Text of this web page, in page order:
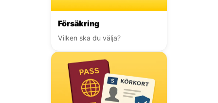
Försäkring
Vilken ska du välja?